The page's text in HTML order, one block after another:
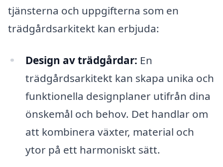
tjänsterna och uppgifterna som en
trädgårdsarkitekt kan erbjuda:
Design av trädgårdar: En
trädgårdsarkitekt kan skapa unika och
funktionella designplaner utifrån dina
önskemål och behov. Det handlar om
att kombinera växter, material och
ytor på ett harmoniskt sätt.